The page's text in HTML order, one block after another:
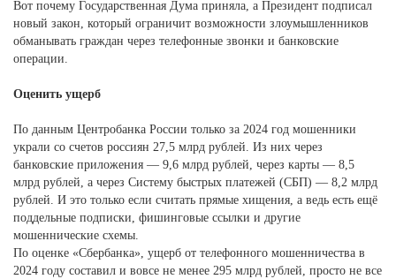
Вот почему Государственная Дума приняла, а Президент подписал
новый закон, который ограничит возможности злоумышленников
обманывать граждан через телефонные звонки и банковские
операции.
Оценить ущерб
По данным Центробанка России только за 2024 год мошенники
украли со счетов россиян 27,5 млрд рублей. Из них через
банковские приложения — 9,6 млрд рублей, через карты — 8,5
млрд рублей, а через Систему быстрых платежей (СБП) — 8,2 млрд
рублей. И это только если считать прямые хищения, а ведь есть ещё
поддельные подписки, фишинговые ссылки и другие
мошеннические схемы.
По оценке «Сбербанка», ущерб от телефонного мошенничества в
2024 году составил и вовсе не менее 295 млрд рублей, просто не все